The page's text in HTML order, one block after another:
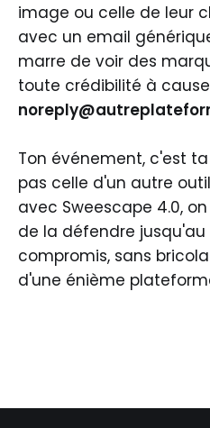
image ou celle de leur
avec un email
marre de voir des
toute crédibilité à
Ton événement, c'est
pas celle d'un autre
avec Sweescape 4.0,
de la défendre jusqu'au
compromis, sans
d'une énième